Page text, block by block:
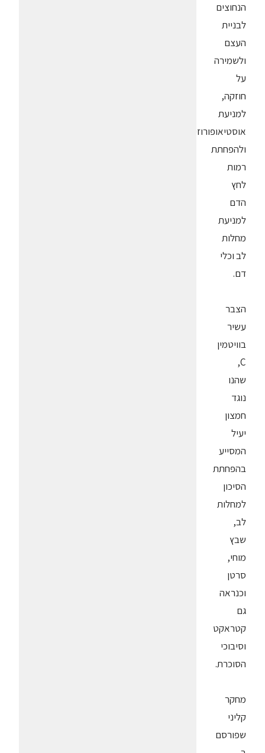
הנחוצים
לבניית
העצם
ולשמירה
על
חוזקה,
למניעת
אוסטיאופורוזיס
ולהפחתת
רמות
לחץ
הדם
למניעת
מחלות
לב וכלי
דם.
הצבר
עשיר
בוויטמין
C,
שהנו
נוגד
חמצון
יעיל
המסייע
בהפחתת
הסיכון
למחלות
לב,
שבץ
מוחי,
סרטן
וכנראה
גם
קטראקט
וסיבוכי
הסוכרת.
מחקר
קליני
שפורסם